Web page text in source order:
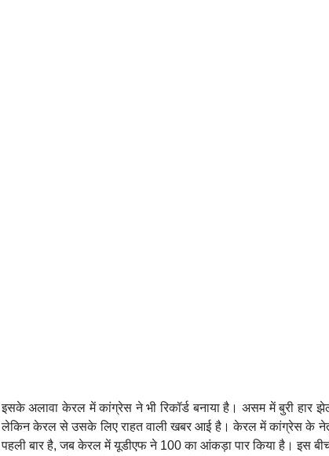
इसके अलावा केरल में कांग्रेस ने भी रिकॉर्ड बनाया है। असम में बुरी हार
लेकिन केरल से उसके लिए राहत वाली खबर आई है। केरल में कांग्रेस के
पहली बार है, जब केरल में यूडीएफ ने 100 का आंकड़ा पार किया है। इस